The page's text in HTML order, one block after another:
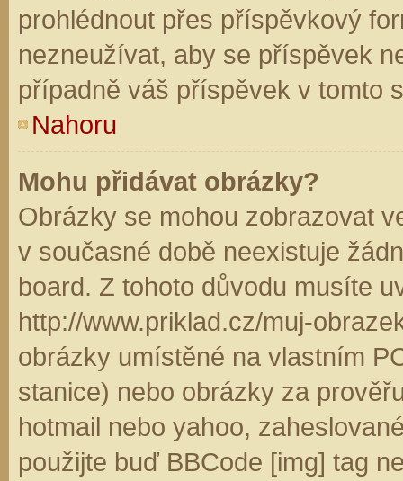
prohlédnout přes příspěvkový
nezneužívat, aby se příspěvek
případně váš příspěvek v tomto
Nahoru
Mohu přidávat obrázky?
Obrázky se mohou zobrazovat
v současné době neexistuje
board. Z tohoto důvodu musíte
http://www.priklad.cz/muj-
obrázky umístěné na vlastním
stanice) nebo obrázky za
hotmail nebo yahoo,
použijte buď BBCode [img] tag